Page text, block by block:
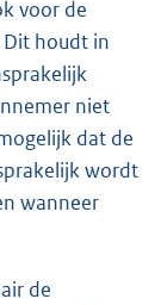
voor de
Dit houdt in
niet
dat de
wordt
wanneer
de